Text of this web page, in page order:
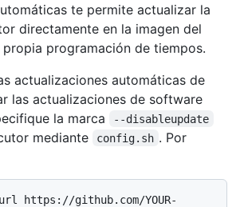
te permite actualizar la
directamente en la imagen del
programación de tiempos.
actualizaciones automáticas de
las actualizaciones de software
la marca
--disableupdate
mediante config.sh . Por
https://github.com/YOUR-